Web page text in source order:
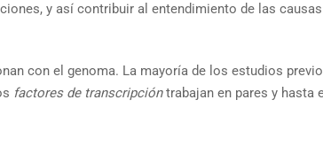
y así contribuir al entendimiento de las
con el genoma. La mayoría de los estudios
factores de transcripcióntrabajan en pares y hasta